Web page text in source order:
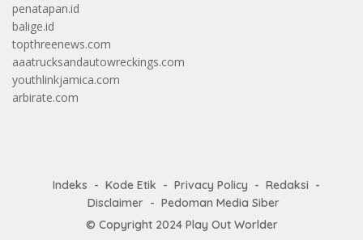
penatapan.id
balige.id
topthreenews.com
aaatrucksandautowreckings.com
youthlinkjamica.com
arbirate.com
Indeks Kode Etik Privacy Policy
Redaksi
Disclaimer
Pedoman Media Siber
© Copyright 2024 Play Out Worlder